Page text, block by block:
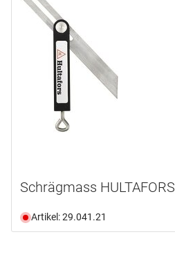
Schrägmass HULTAFORS
Artikel: 29.041.21